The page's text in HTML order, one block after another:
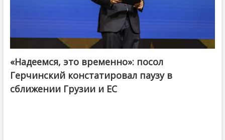
«Надеемся, это временно»: посол
Герчинский констатировал паузу в
сближении Грузии и ЕС